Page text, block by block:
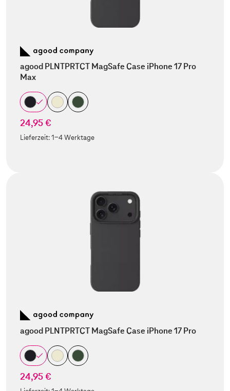
agood PLNTPRTCT MagSafe Case iPhone 17 Pro
Max
24,95 €
Lieferzeit:1-4 Werktage
agood PLNTPRTCT MagSafe Case iPhone 17 Pro
24,95 €